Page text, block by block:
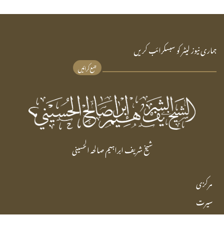
ہماری نیوز لیٹر کو سبسکرائب کریں
جمع کرائیں
شیخ شریف ابراہیم صالحہ الحسینی
مرکزی
سیرت
رابطہ